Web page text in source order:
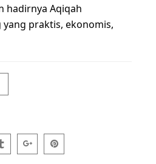
hadirnya Aqiqah
yang praktis, ekonomis,